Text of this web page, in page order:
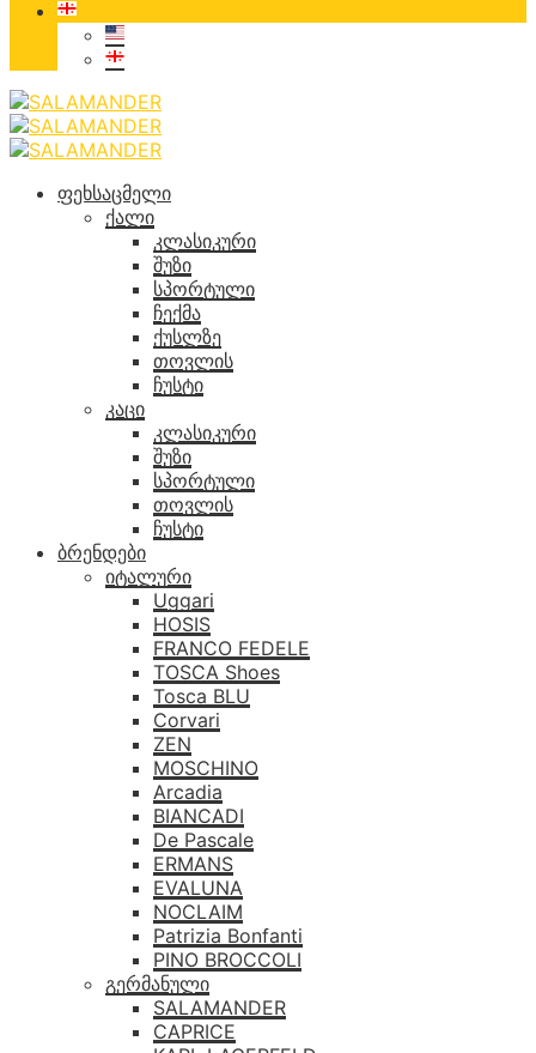
ფეხსაცმელი
ქალი
კლასიკური
შუზი
სპორტული
ჩექმა
ქუსლზე
თოვლის
ჩუსტი
კაცი
კლასიკური
შუზი
სპორტული
თოვლის
ჩუსტი
ბრენდები
იტალური
Uggari
HOSIS
FRANCO FEDELE
TOSCA Shoes
Tosca BLU
Corvari
ZEN
MOSCHINO
Arcadia
BIANCADI
De Pascale
ERMANS
EVALUNA
NOCLAIM
Patrizia Bonfanti
PINO BROCCOLI
გერმანული
SALAMANDER
CAPRICE